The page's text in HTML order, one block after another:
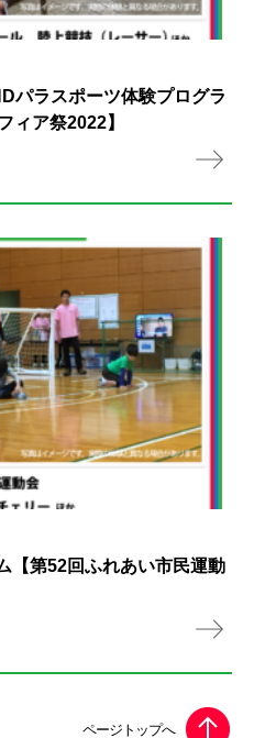
パラスポーツ体験プログラ
ィア祭2022】
【第52回ふれあい市民運動